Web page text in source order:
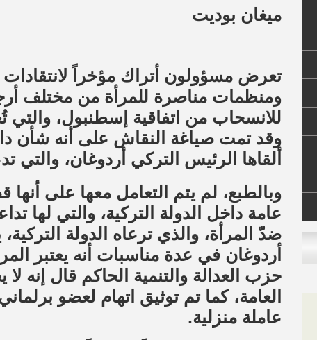
ميغان بوديت
تعرض مسؤولون أتراك مؤخراً
ومنظمات مناصرة للمرأة من مختلف
للانسحاب من اتفاقية إسطنبول، والتي
وقد تمت صياغة النقاش على أنه شأن
ألقاها الرئيس التركي أردوغان، والتي
وبالطبع، لم يتم التعامل معها على
عامة داخل الدولة التركية، والتي لها
ضدّ المرأة، والذي ترعاه الدولة
أردوغان في عدة مناسبات أنه يعتبر
حزب العدالة والتنمية الحاكم قال إنه
العامة، كما تم توثيق اتهام لعضو
عاملة منزلية.